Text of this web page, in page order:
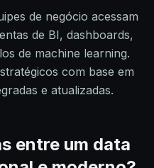
de negócio acessam
de BI, dashboards,
de machine learning.
com base em
e atualizadas.
entre um data